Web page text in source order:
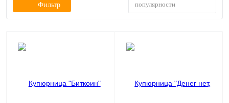
Фильтр популярности